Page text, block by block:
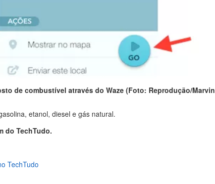
de combustível através do Waze (Foto: Reprodução/Marvin
etanol, diesel e gás natural.
do TechTudo.
TechTudo